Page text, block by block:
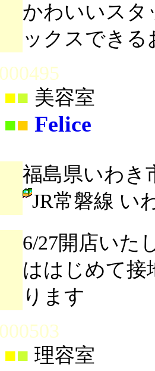
かわいいスタ
ックスできる
■ 美容室
■■ Felice
福島県いわき
JR常磐線 い
6/27開店いた
ははじめて接
ります
■ 理容室